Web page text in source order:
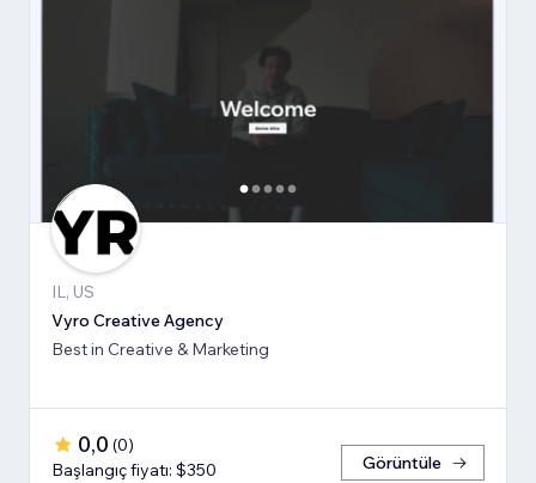
IL, US
Vyro Creative Agency
Best in Creative & Marketing
0,0 (0)
Başlangıç fiyatı: $350
Görüntüle